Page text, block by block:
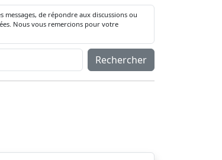
de répondre aux discussions ou
Nous vous remercions pour votre
Rechercher